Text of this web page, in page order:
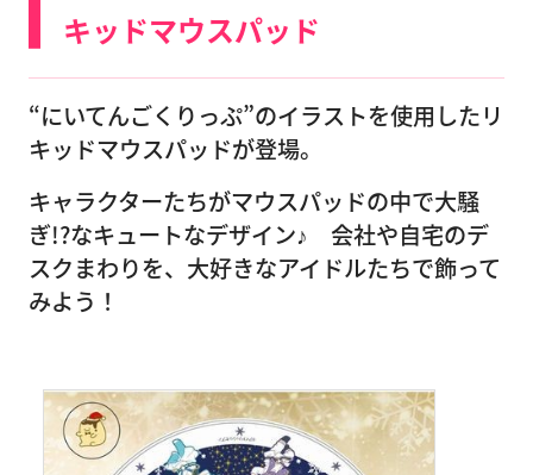
キッドマウスパッド
“にいてんごくりっぷ”のイラストを使用したリ
キッドマウスパッドが登場。
キャラクターたちがマウスパッドの中で大騒
ぎ!?なキュートなデザイン♪ 会社や自宅のデ
スクまわりを、大好きなアイドルたちで飾って
みよう！